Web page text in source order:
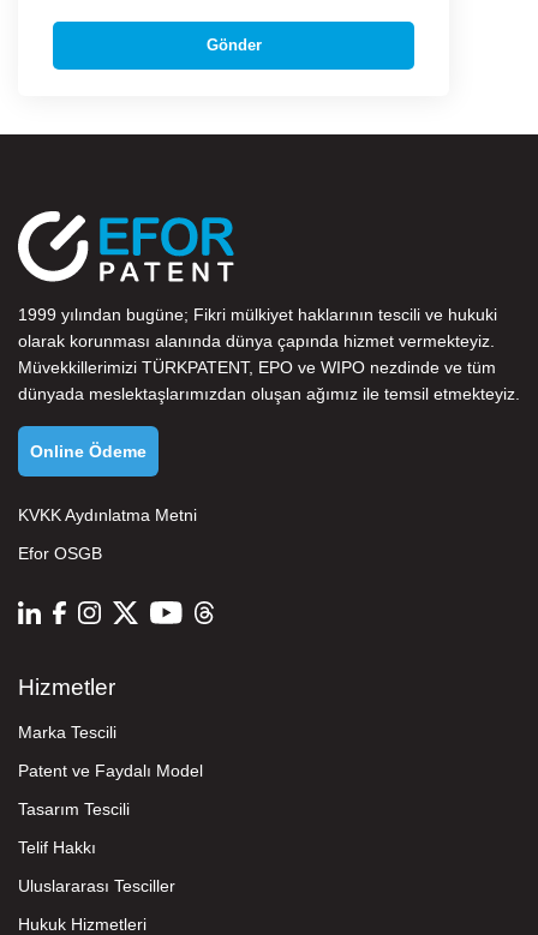
1999 yılından bugüne; Fikri mülkiyet haklarının tescili ve hukuki
olarak korunması alanında dünya çapında hizmet vermekteyiz.
Müvekkillerimizi TÜRKPATENT, EPO ve WIPO nezdinde ve tüm
dünyada meslektaşlarımızdan oluşan ağımız ile temsil etmekteyiz.
Online Ödeme
KVKK Aydınlatma Metni
Efor OSGB
Hizmetler
Marka Tescili
Patent ve Faydalı Model
Tasarım Tescili
Telif Hakkı
Uluslararası Tesciller
Hukuk Hizmetleri